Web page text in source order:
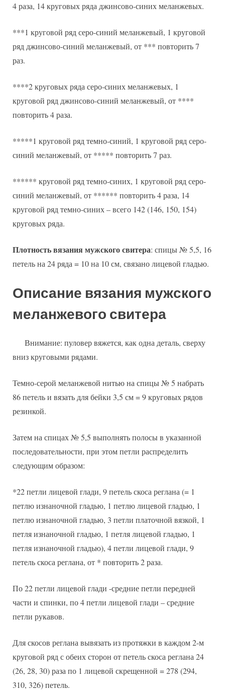
4 раза, 14 круговых ряда джинсово-синих меланжевых.
***1 круговой ряд серо-синий меланжевый, 1 круговой
ряд джинсово-синий меланжевый, от *** повторить 7
раз.
****2 круговых ряда серо-синих меланжевых, 1
круговой ряд джинсово-синий меланжевый, от ****
повторить 4 раза.
*****1 круговой ряд темно-синий, 1 круговой ряд серо-
синий меланжевый, от ***** повторить 7 раз.
****** круговой ряд темно-синих, 1 круговой ряд серо-
синий меланжевый, от ****** повторить 4 раза, 14
круговой ряд темно-синих – всего 142 (146, 150, 154)
круговых ряда.
Плотность вязания мужского свитера: спицы № 5,5, 16
петель на 24 ряда = 10 на 10 см, связано лицевой гладью.
Описание вязания мужского
меланжевого свитера
Внимание: пуловер вяжется, как одна деталь, сверху
вниз круговыми рядами.
Темно-серой меланжевой нитью на спицы № 5 набрать
86 петель и вязать для бейки 3,5 см = 9 круговых рядов
резинкой.
Затем на спицах № 5,5 выполнять полосы в указанной
последовательности, при этом петли распределить
следующим образом:
*22 петли лицевой глади, 9 петель скоса реглана (= 1
петлю изнаночной гладью, 1 петлю лицевой гладью, 1
петлю изнаночной гладью, 3 петли платочной вязкой, 1
петля изнаночной гладью, 1 петля лицевой гладью, 1
петля изнаночной гладью), 4 петли лицевой глади, 9
петель скоса реглана, от * повторить 2 раза.
По 22 петли лицевой глади -средние петли передней
части и спинки, по 4 петли лицевой глади – средние
петли рукавов.
Для скосов реглана вывязать из протяжки в каждом 2-м
круговой ряд с обеих сторон от петель скоса реглана 24
(26, 28, 30) раза по 1 лицевой скрещенной = 278 (294,
310, 326) петель.